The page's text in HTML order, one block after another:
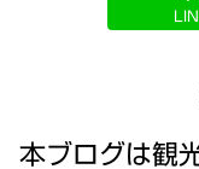
本ブログは観